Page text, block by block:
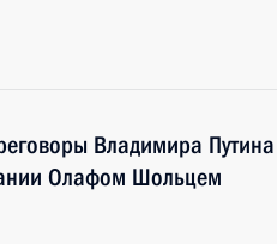
Владимира Путина
Олафом Шольцем